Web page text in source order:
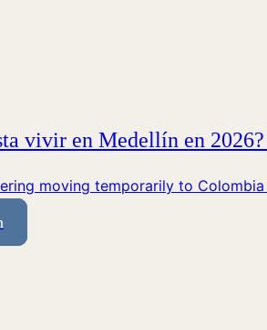
vivir en Medellín en
moving temporarily to